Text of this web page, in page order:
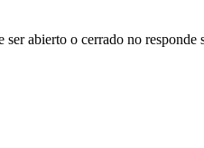
abierto o cerrado no responde